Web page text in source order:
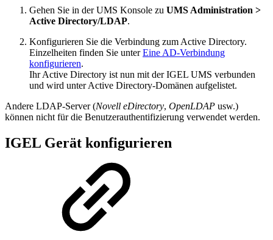
Gehen Sie in der UMS Konsole zu UMS Administration >
Active Directory/LDAP.
Konfigurieren Sie die Verbindung zum Active Directory.
Einzelheiten finden Sie unterEine AD-Verbindung
konfigurieren.
Ihr Active Directory ist nun mit der IGEL UMS verbunden
und wird unter Active Directory-Domänen aufgelistet.
Andere LDAP-Server (Novell eDirectory, OpenLDAP usw.)
können nicht für die Benutzerauthentifizierung verwendet werden.
IGEL Gerät konfigurieren